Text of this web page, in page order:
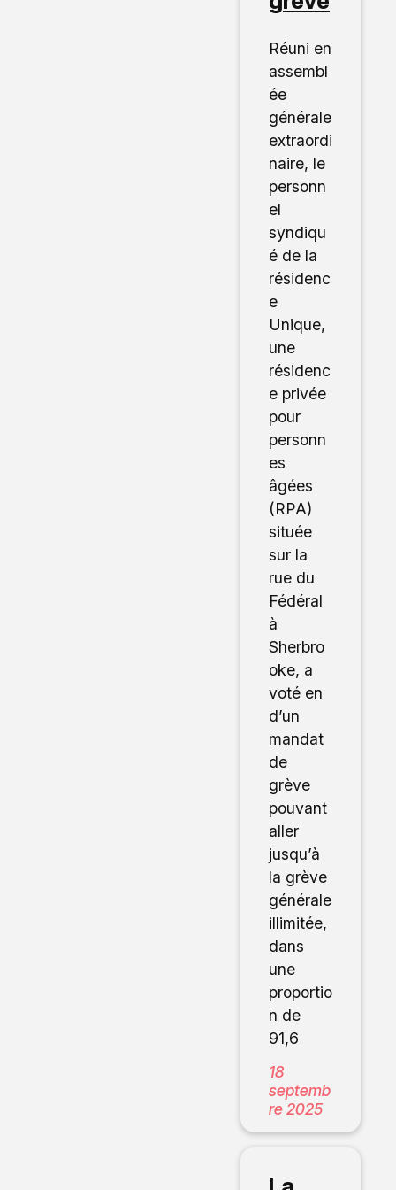
Réuni en
assembl
ée
générale
extraordi
naire, le
personn
el
syndiqu
é de la
résidenc
e
Unique,
une
résidenc
e privée
pour
personn
es
âgées
(RPA)
située
sur la
rue du
Fédéral
à
Sherbro
oke, a
voté en
d’un
mandat
de
grève
pouvant
aller
jusqu’à
la grève
générale
illimitée,
dans
une
proportio
n de
91,6
18
septemb
re 2025